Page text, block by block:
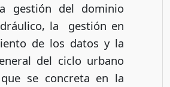
gestión del dominio
la gestión en
de los datos y la
del ciclo urbano
se concreta en la